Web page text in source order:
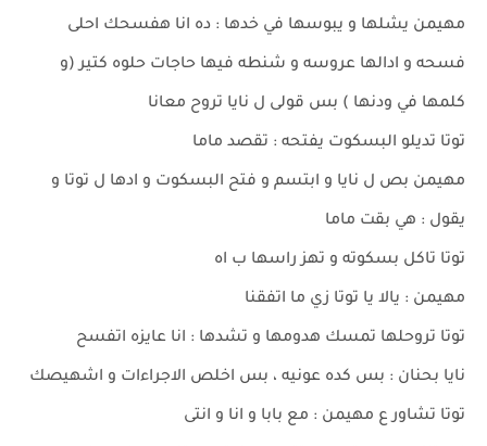
مهيمن يشلها و يبوسها في خدها : ده انا هفسحك احلى
فسحه و ادالها عروسه و شنطه فيها حاجات حلوه كتير (و
كلمها في ودنها ) بس قولى ل نايا تروح معانا
توتا تديلو البسكوت يفتحه : تقصد ماما
مهيمن بص ل نايا و ابتسم و فتح البسكوت و ادها ل توتا و
يقول : هي بقت ماما
توتا تاكل بسكوته و تهز راسها ب اه
مهيمن : يالا يا توتا زي ما اتفقنا
توتا تروحلها تمسك هدومها و تشدها : انا عايزه اتفسح
نايا بحنان : بس كده عونيه ، بس اخلص الاجراءات و اشهيصك
توتا تشاور ع مهيمن : مع بابا و انا و انتى